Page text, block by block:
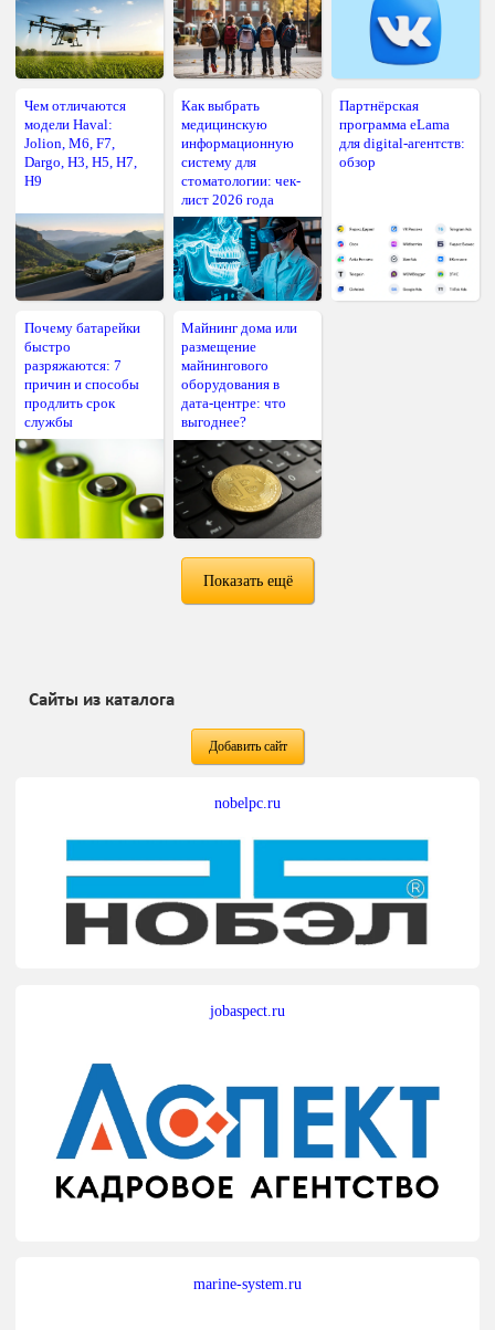
Чем отличаются
модели Haval:
Jolion, M6, F7,
Dargo, H3, H5, H7,
H9
Как выбрать
медицинскую
информационную
систему для
стоматологии: чек-
лист 2026 года
Партнёрская
программа eLama
для digital-агентств:
обзор
Почему батарейки
быстро
разряжаются: 7
причин и способы
продлить срок
службы
Майнинг дома или
размещение
майнингового
оборудования в
дата-центре: что
выгоднее?
Показать ещё
Сайты из каталога
Добавить сайт
nobelpc.ru
jobaspect.ru
marine-system.ru